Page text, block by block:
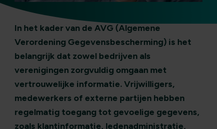
In het kader van de AVG (Algemene
Verordening Gegevensbescherming) is het
belangrijk dat zowel bedrijven als
verenigingen zorgvuldig omgaan met
vertrouwelijke informatie. Vrijwilligers,
medewerkers of externe partijen hebben
regelmatig toegang tot gevoelige gegevens,
zoals klantinformatie, ledenadministratie,